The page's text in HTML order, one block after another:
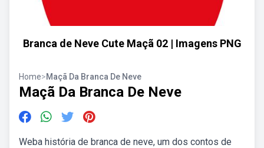
Branca de Neve Cute Maçã 02 | Imagens PNG
Home>Maçã Da Branca De Neve
Maçã Da Branca De Neve
Weba história de branca de neve, um dos contos de